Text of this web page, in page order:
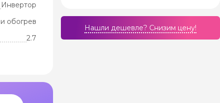
Инвертор
обогрев
2.7
Нашли дешевле? Cнизим цену!